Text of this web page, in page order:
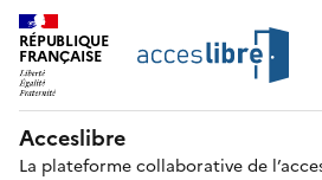
RÉPUBLIQUE
FRANÇAISE
Acceslibre
La plateforme collaborative de